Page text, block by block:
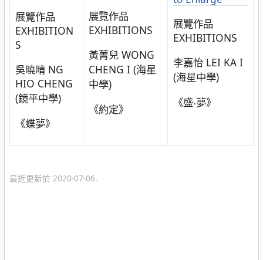
展覽作品
EXHIBITION
S
吳曉晴 NG
HIO CHENG
(鏡平中學)
《蝶夢》
展覽作品
EXHIBITIONS
黃菁兒 WONG
CHENG I (海星
中學)
《約定》
展覽作品
EXHIBITIONS
李嘉怡 LEI KA I
(海星中學)
《盛‧夢》
最近更新於 2020-07-06.